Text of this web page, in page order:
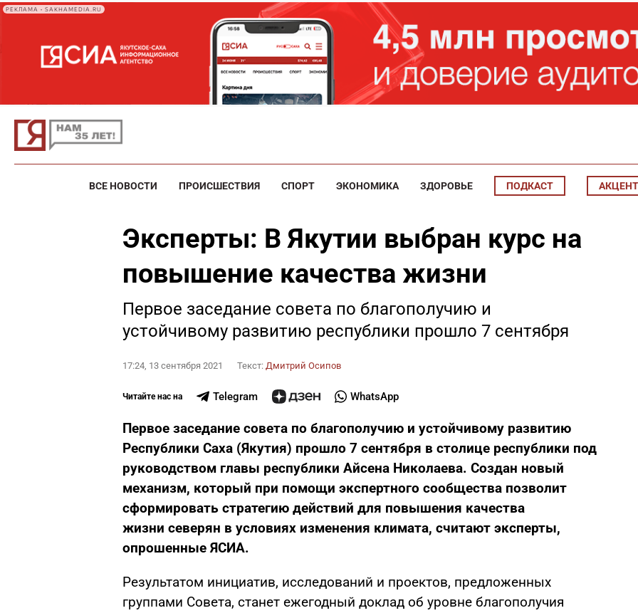
РЕКЛАМА • SAKHAMEDIA.RU
ВСЕ НОВОСТИ ПРОИСШЕСТВИЯ СПОРТ ЭКОНОМИКА ЗДОРОВЬЕ ПОДКАСТ АКЦЕНТ
Эксперты: В Якутии выбран курс на
повышение качества жизни
Первое заседание совета по благополучию и
устойчивому развитию республики прошло 7 сентября
17:24, 13 сентября 2021 Текст: Дмитрий Осипов
Читайте нас на Telegram WhatsApp
Первое заседание совета по благополучию и устойчивому развитию
Республики Саха (Якутия) прошло 7 сентября в столице республики под
руководством главы республики Айсена Николаева. Создан новый
механизм, который при помощи экспертного сообщества позволит
сформировать стратегию действий для повышения качества
жизни северян в условиях изменения климата, считают эксперты,
опрошенные ЯСИА.
Результатом инициатив, исследований и проектов, предложенных
группами Совета, станет ежегодный доклад об уровне благополучия